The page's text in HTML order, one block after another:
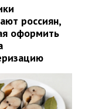
россиян,
оформить